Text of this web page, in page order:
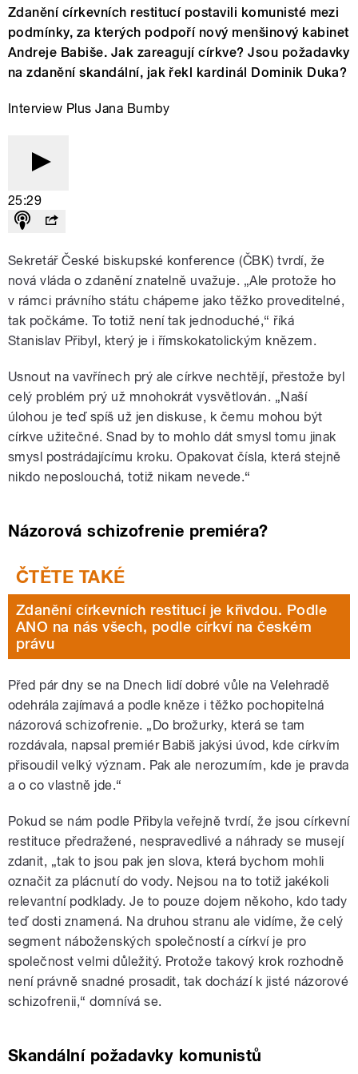
Zdanění církevních restitucí postavili komunisté mezi
podmínky, za kterých podpoří nový menšinový kabinet
Andreje Babiše. Jak zareagují církve? Jsou požadavky
na zdanění skandální, jak řekl kardinál Dominik Duka?
Interview Plus Jana Bumby
25:29
Sekretář České biskupské konference (ČBK) tvrdí, že
nová vláda o zdanění znatelně uvažuje. „Ale protože ho
v rámci právního státu chápeme jako těžko proveditelné,
tak počkáme. To totiž není tak jednoduché,“ říká
Stanislav Přibyl, který je i římskokatolickým knězem.
Usnout na vavřínech prý ale církve nechtějí, přestože byl
celý problém prý už mnohokrát vysvětlován. „Naší
úlohou je teď spíš už jen diskuse, k čemu mohou být
církve užitečné. Snad by to mohlo dát smysl tomu jinak
smysl postrádajícímu kroku. Opakovat čísla, která stejně
nikdo neposlouchá, totiž nikam nevede.“
Názorová schizofrenie premiéra?
Zdanění církevních restitucí je křivdou. Podle
ANO na nás všech, podle církví na českém
právu
Před pár dny se na Dnech lidí dobré vůle na Velehradě
odehrála zajímavá a podle kněze i těžko pochopitelná
názorová schizofrenie. „Do brožurky, která se tam
rozdávala, napsal premiér Babiš jakýsi úvod, kde církvím
přisoudil velký význam. Pak ale nerozumím, kde je pravda
a o co vlastně jde.“
Pokud se nám podle Přibyla veřejně tvrdí, že jsou církevní
restituce předražené, nespravedlivé a náhrady se musejí
zdanit, „tak to jsou pak jen slova, která bychom mohli
označit za plácnutí do vody. Nejsou na to totiž jakékoli
relevantní podklady. Je to pouze dojem někoho, kdo tady
teď dosti znamená. Na druhou stranu ale vidíme, že celý
segment náboženských společností a církví je pro
společnost velmi důležitý. Protože takový krok rozhodně
není právně snadné prosadit, tak dochází k jisté názorové
schizofrenii,“ domnívá se.
Skandální požadavky komunistů